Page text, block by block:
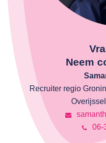
Neem
Recruiter regio
06-